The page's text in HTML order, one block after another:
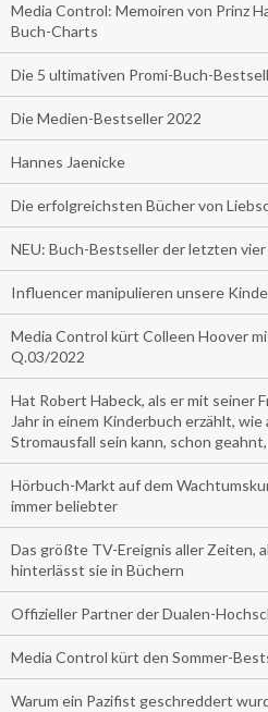
Media Control: Memoiren von Prinz
Buch-Charts
Die 5 ultimativen Promi-Buch-
Die Medien-Bestseller 2022
Hannes Jaenicke
Die erfolgreichsten Bücher von
NEU: Buch-Bestseller der letzten
Influencer manipulieren unsere
Media Control kürt Colleen Hoover
Q.03/2022
Hat Robert Habeck, als er mit seiner
Jahr in einem Kinderbuch erzählt,
Stromausfall sein kann, schon
Hörbuch-Markt auf dem
immer beliebter
Das größte TV-Ereignis aller Zeiten,
hinterlässt sie in Büchern
Offizieller Partner der Dualen-
Media Control kürt den Sommer-
Warum ein Pazifist geschreddert